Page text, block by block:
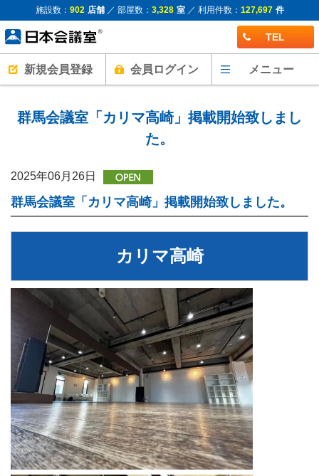
施設数： 902 店舗／ 部屋数： 3,328 室／ 利用件数： 127,697 件
TEL
新規会員登録 会員ログイン メニュー
群馬会議室「カリマ高崎」掲載開始致しまし
た。
2025年06月26日
群馬会議室「カリマ高崎」掲載開始致しました。
カリマ高崎